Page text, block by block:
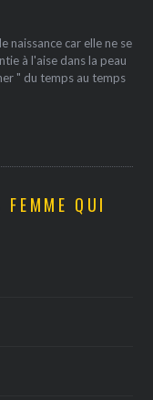
naissance car elle ne se
à l'aise dans la peau
" du temps au temps
QUI